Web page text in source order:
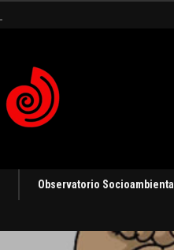
Indio en Panamá [Audio]
Observatorio Socioambiental